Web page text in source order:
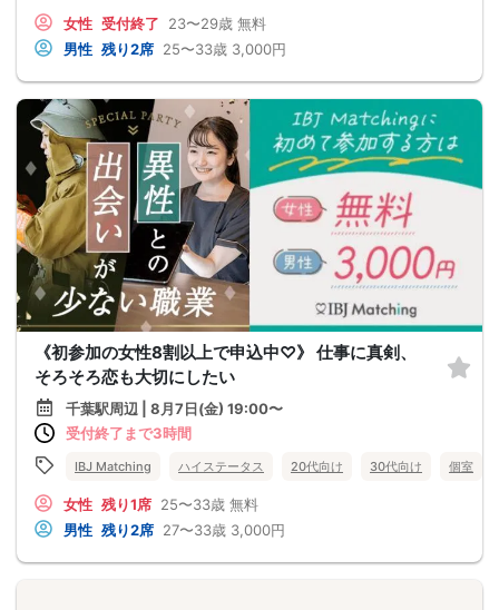
女性 受付終了 23〜29歳 無料
男性 残り2席 25〜33歳 3,000円
《初参加の女性8割以上で申込中♡》 仕事に真剣、
そろそろ恋も大切にしたい
千葉駅周辺 | 8月7日(金) 19:00〜
受付終了まで3時間
IBJ Matching ハイステータス 20代向け 30代向け 個室
女性 残り1席 25〜33歳 無料
男性 残り2席 27〜33歳 3,000円